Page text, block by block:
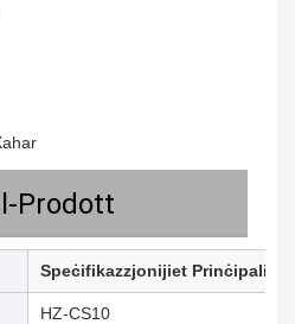
Prodott
Speċifikazzjonijiet Prinċipali
HZ-CS10